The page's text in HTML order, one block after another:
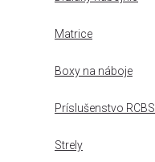
Matrice
Boxy na náboje
Príslušenstvo RCBS
Strely